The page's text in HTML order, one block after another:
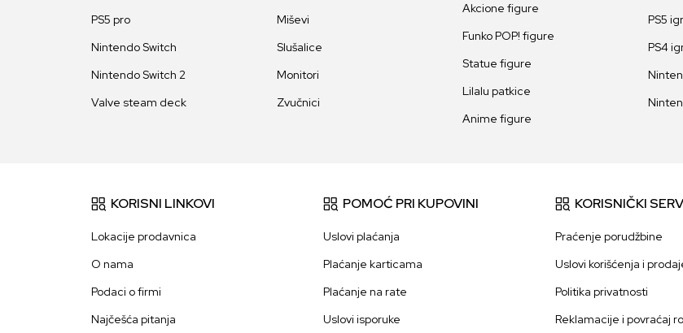
PS5 pro
Nintendo Switch
Nintendo Switch 2
Valve steam deck
Miševi
Slušalice
Monitori
Zvučnici
Akcione figure
Funko POP! figure
Statue figure
Lilalu patkice
Anime figure
PS5
PS4
KORISNI LINKOVI
Lokacije prodavnica
O nama
Podaci o firmi
Najčešća pitanja
POMOĆ PRI KUPOVINI
Uslovi plaćanja
Plaćanje karticama
Plaćanje na rate
Uslovi isporuke
KORISNIČKI
Praćenje porudžbine
Uslovi korišćenja i
Politika privatnosti
Reklamacije i povraćaj